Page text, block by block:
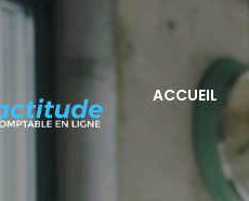
ACCUEIL